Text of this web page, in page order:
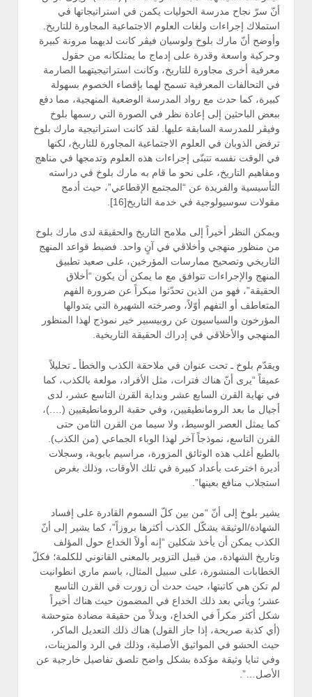
أنّ سرّ نجاح مدرسة الحوليات يكمن في استراتيجاتها في
استملاك إجراءات ولغات العلوم الاجتماعية المجاورة للتاريخ.
وأوضح أنّ مارك بلوخ ولوسيان فيڤر كانت لديهما مرونة كبيرة
وحركية واسعة وقدرة على إدماج ما يمتلكانه من حقول
معرفية أخرى مجاورة للتاريخ، وكانت استراتيجيتهما الصارمة
في التحالفات المعرفية تسمح لهما بإقصاء الخصوم بسهولة
كبيرة، كما حدث مع رواد المدرسة الوضعية المنهجية، مما دفع
ببعض الباحثين إلى إعادة نظر في الصورة التي رسمها بلوخ
وفيڤر للمدرسة السابقة عليها. لقد كانت استراتيجية مارك بلوخ
ترفض الذوبان في العلوم الاجتماعية المجاورة للتاريخ، لكنها
في الوقت نفسه تتبنّى إجراءات هذه العلوم وتدمجها في مناهج
ومفاهيم التاريخ، على نحو ما قام به مارك بلوخ في دراسته
التأسيسية والفريدة عن “المجتمع الإقطاعي”، حيث أدمج
مقولات سوسيولوجية في خدمة التاريخ[16].
ويمكن النظر أخيراً إلى ملامح التاريخ والحقيقة لدى مارك بلوخ
من منظور منهجي وأخلاقي في آنٍ واحد. فضبط قواعد المنهج
التاريخي وتصحيح ممارسات المؤرخين، على صعيد تطبيق
المنهج والإجراءات تتوافق مع ما يمكن أن يكون “أخلاق
الحقيقة”، فهو من الذين تحدّثوا مبكراً عن ضرورة الفهم
المتعاطف أو التفهم أوّلاً، وصرخته الشهيرة التي يتدوالها
المؤرخون والسياسيون عن روبيسبير خير نموذج لهذا المنظور
المنهجي والأخلاقي في إدراك الحقيقة التاريخية.
ويقدّم بلوخ ـ تحت عنوان في ملاحقة الكذب والخطأ ـ تحليلاً
عميقاً “يرى أنّ هناك فترات، مثل الأفراد، مولعة بالكذب، كما
في نهاية القرن السابع عشر وبداية القرن التاسع عشر، لدى
أجيال ما بعد الرومانطيقيين، وفي حقبة الرومانطيقيين (….)،
كما يمثل العصر الوسيط، ولا سيما من القرن الثامن حتى
القرن التاسع، نموذجاً آخر لهذا الوباء الجماعي (من الكذب).
بالطبع أغلب هذه الوثائق المزورة، مراسيم بابوية، وسجلات
أديرة اخترعت بأعداد كبيرة في تلك الأوقات، وذلك بغرض
استجلاب منافع بعينها”.
يشير بلوخ إلى أنّ “من بين كلّ السموم القادرة على إفساد
الشهادة/الوثيقة يشكّل الكذب أكثرها بروزاً”، كما يشير إلى أنّ
الكذب يمكن أن يأخذ شكلين “إنه أولاً الخداع حول المؤلف
وتاريخ الشهادة، من قبيل التزوير بالمعنى القانوني للكلمة؛ فكلّ
الخطابات المنشورة، على سبيل المثال، باسم ماري انطوانيت
لم تكن هي كاتبتها، حيث حدث أن زورت في القرن التاسع
عشر؛ ويأتي بعد ذلك الخداع في المضمون حيث هناك أخيراً
شكل أكثر مكراً في الخداع، وبدلاً من حقيقة مضادة متوحشة
(أي كذبة صريحة، إذا جاز القول) هناك ذلك التعديل الماكر،
حيث الحشو في المواثيق الأصلية، وذلك في الرد والمزينات،
وفي ثنايا وثيقة مؤكدة بشكل واضح تلصق تفاصيل خارجية عن
الأصل…”.